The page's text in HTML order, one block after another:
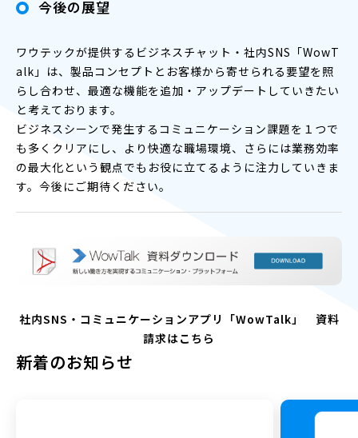
今後の展望
ワウテックが提供するビジネスチャット・社内SNS「WowT
alk」は、製品コンセプトとお客様から寄せられる要望を照
らし合わせ、最適な機能を追加・アップデートしていきたい
と考えております。
ビジネスシーンで発生するコミュニケーション課題を１つで
も多くクリアにし、より快適な職場環境、さらには業務効率
の最大化という観点でもお役に立てるように注力していきま
す。今後にご期待ください。
社内SNS・コミュニケーションアプリ「WowTalk」 資料
請求はこちら
新着のお知らせ